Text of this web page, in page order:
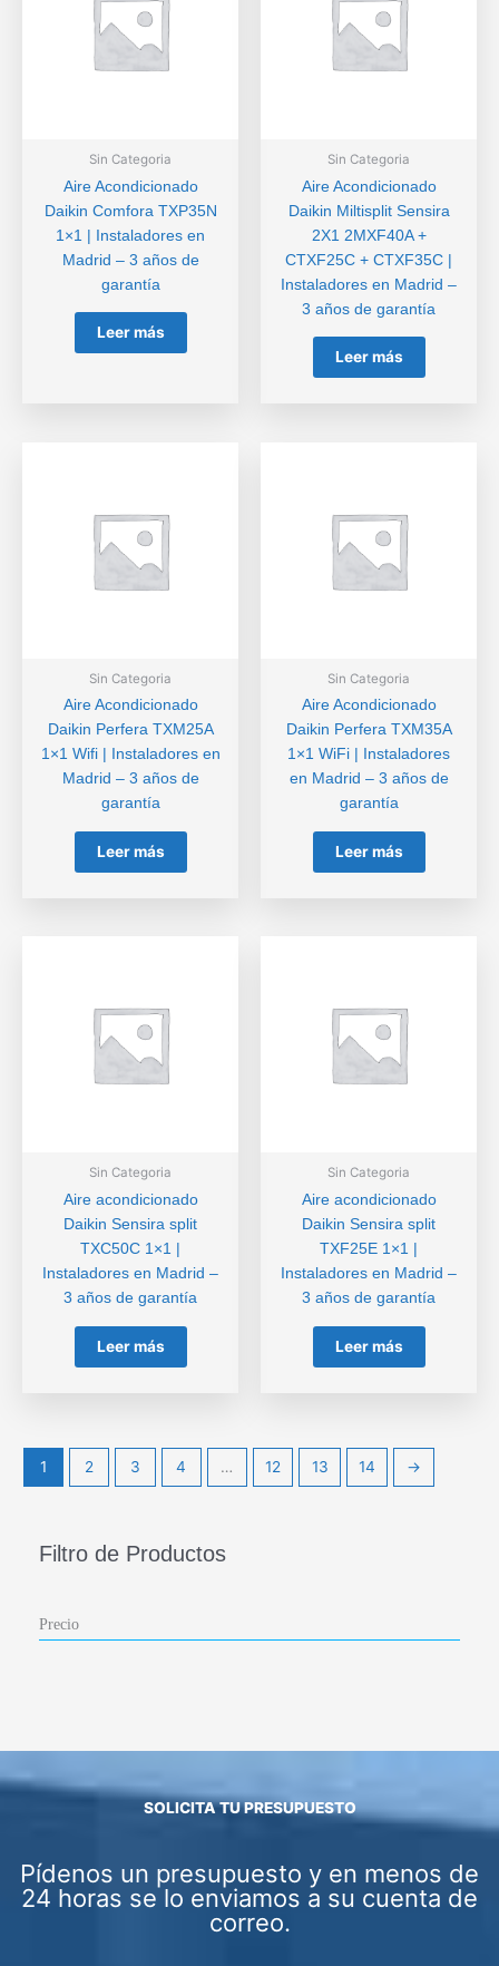
Filtro de Productos
Precio
Sin Categoria
Aire Acondicionado
Daikin Comfora TXP35N
1×1 | Instaladores en
Madrid – 3 años de
garantía
Leer más
Sin Categoria
Aire Acondicionado
Daikin Miltisplit Sensira
2X1 2MXF40A +
CTXF25C + CTXF35C |
Instaladores en Madrid –
3 años de garantía
Leer más
Sin Categoria
Aire Acondicionado
Daikin Perfera TXM25A
1×1 Wifi | Instaladores en
Madrid – 3 años de
garantía
Leer más
Sin Categoria
Aire Acondicionado
Daikin Perfera TXM35A
1×1 WiFi | Instaladores
en Madrid – 3 años de
garantía
Leer más
Sin Categoria
Aire acondicionado
Daikin Sensira split
TXC50C 1×1 |
Instaladores en Madrid –
3 años de garantía
Leer más
Sin Categoria
Aire acondicionado
Daikin Sensira split
TXF25E 1×1 |
Instaladores en Madrid –
3 años de garantía
Leer más
1 2 3 4 … 12 13 14 →
SOLICITA TU PRESUPUESTO
Pídenos un presupuesto y en menos de
24 horas se lo enviamos a su cuenta de
correo.